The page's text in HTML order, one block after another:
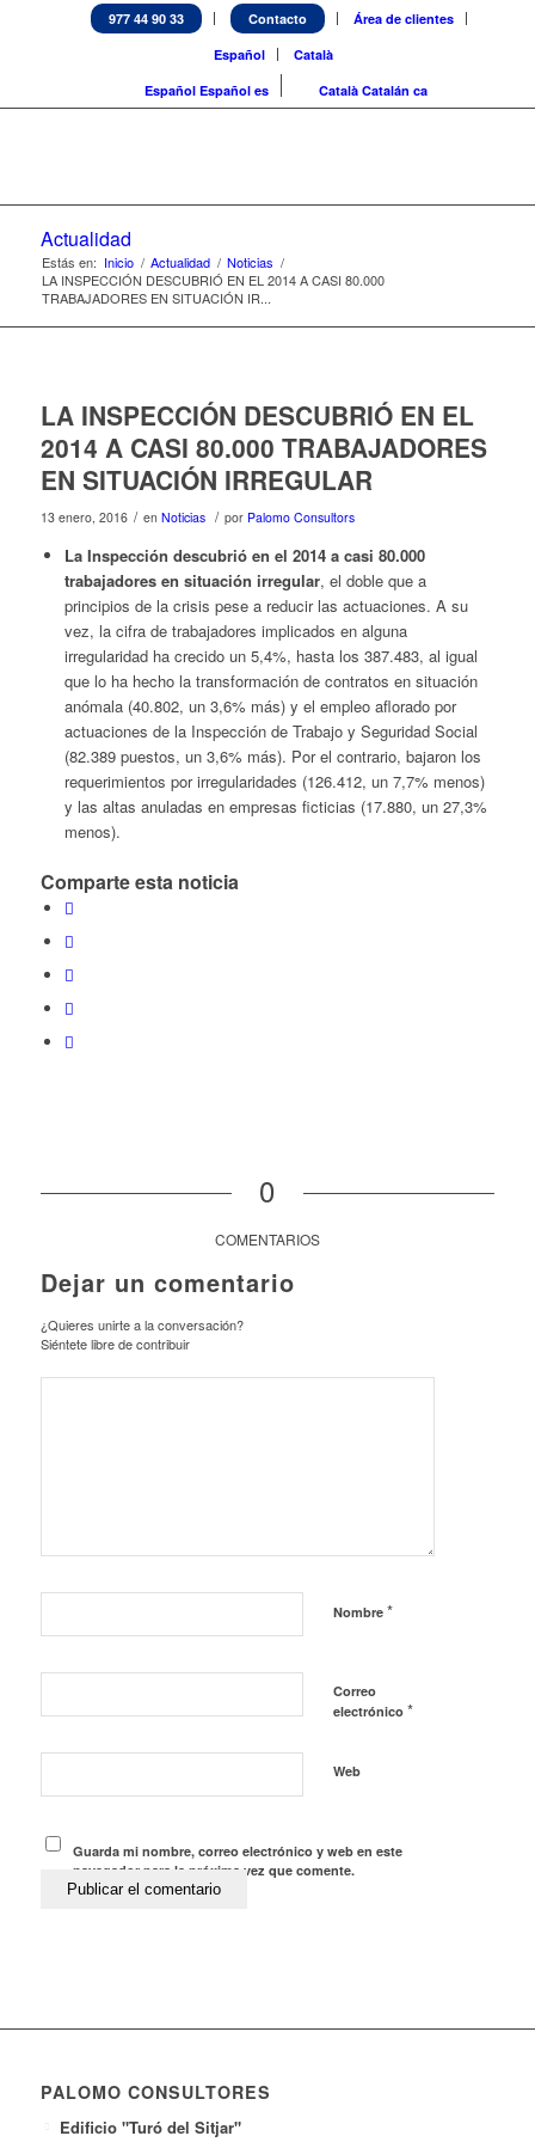
977 44 90 33 Contacto
Área de clientes
Español
Català
Español Español es Català Catalán ca
Actualidad
Estás en: Inicio / Actualidad / Noticias /
LA INSPECCIÓN DESCUBRIÓ EN EL 2014 A CASI 80.000
TRABAJADORES EN SITUACIÓN IR...
LA INSPECCIÓN DESCUBRIÓ EN EL
2014 A CASI 80.000 TRABAJADORES
EN SITUACIÓN IRREGULAR
13 enero, 2016 / en Noticias / por Palomo Consultors
La Inspección descubrió en el 2014 a casi 80.000
trabajadores en situación irregular, el doble que a
principios de la crisis pese a reducir las actuaciones. A su
vez, la cifra de trabajadores implicados en alguna
irregularidad ha crecido un 5,4%, hasta los 387.483, al igual
que lo ha hecho la transformación de contratos en situación
anómala (40.802, un 3,6% más) y el empleo aflorado por
actuaciones de la Inspección de Trabajo y Seguridad Social
(82.389 puestos, un 3,6% más). Por el contrario, bajaron los
requerimientos por irregularidades (126.412, un 7,7% menos)
y las altas anuladas en empresas ficticias (17.880, un 27,3%
menos).
Comparte esta noticia
0
COMENTARIOS
Dejar un comentario
¿Quieres unirte a la conversación?
Siéntete libre de contribuir
Nombre *
Correo
electrónico *
Web
Guarda mi nombre, correo electrónico y web en este
navegador para la próxima vez que comente.
PALOMO CONSULTORES
Edificio "Turó del Sitjar"